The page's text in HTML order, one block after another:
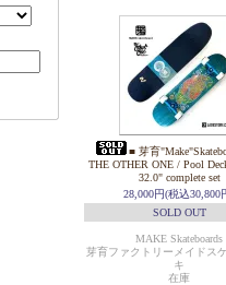
■ 芽育
THE OTHER ONE / Pool
32.0" complete set
28,000円(税込30,800
SOLD OUT
MAKE Skateboards
芽育ファクトリーメイドス
キ
在庫